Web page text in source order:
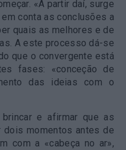
«A partir daí, surge
conta as conclusões a
quais as melhores e de
A este processo dá-se
que o convergente está
fases: «conceção de
das ideias com o
brincar e afirmar que as
momentos antes de
com a «cabeça no ar»,